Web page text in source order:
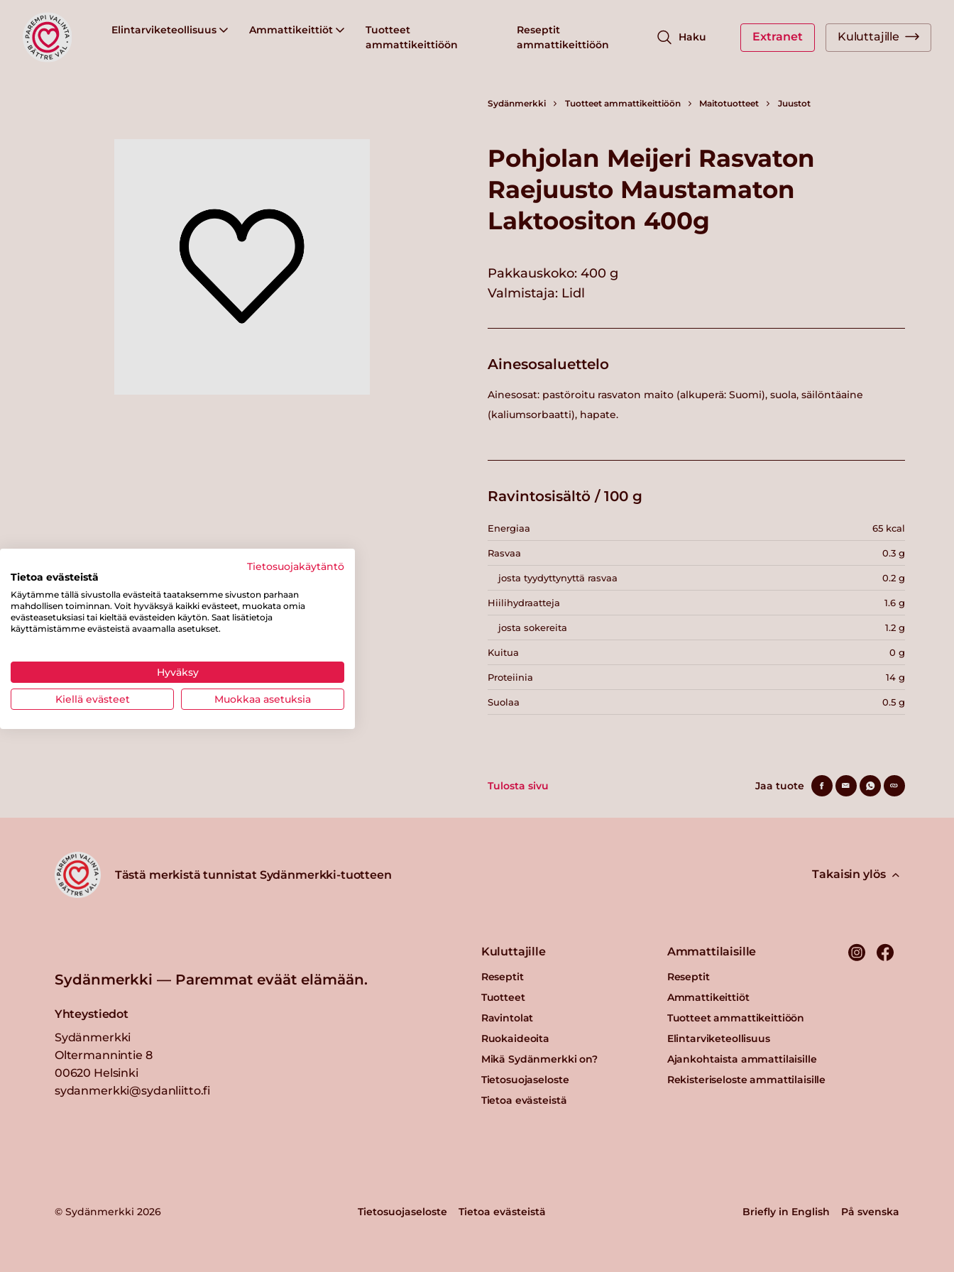
Elintarviketeollisuus Ammattikeittiöt
Tuotteet
ammattikeittiöön
Reseptit
ammattikeittiöön
Haku Extranet Kuluttajille
Sydänmerkki Tuotteet ammattikeittiöön Maitotuotteet Juustot
Pohjolan Meijeri Rasvaton
Raejuusto Maustamaton
Laktoositon 400g
Pakkauskoko: 400 g
Valmistaja: Lidl
Ainesosaluettelo
Ainesosat: pastöroitu rasvaton maito (alkuperä: Suomi), suola, säilöntäaine
(kaliumsorbaatti), hapate.
Ravintosisältö / 100 g
Energiaa 65 kcal
Rasvaa 0.3 g
josta tyydyttynyttä rasvaa 0.2 g
Hiilihydraatteja 1.6 g
josta sokereita 1.2 g
Kuitua 0 g
Proteiinia 14 g
Suolaa 0.5 g
Tulosta sivu Jaa tuote
Tästä merkistä tunnistat Sydänmerkki-tuotteen Takaisin ylös
Sydänmerkki — Paremmat eväät elämään.
Yhteystiedot
Sydänmerkki
Oltermannintie 8
00620 Helsinki
sydanmerkki@sydanliitto.fi
Kuluttajille
Reseptit
Tuotteet
Ravintolat
Ruokaideoita
Mikä Sydänmerkki on?
Tietosuojaseloste
Tietoa evästeistä
Ammattilaisille
Reseptit
Ammattikeittiöt
Tuotteet ammattikeittiöön
Elintarviketeollisuus
Ajankohtaista ammattilaisille
Rekisteriseloste ammattilaisille
© Sydänmerkki 2026 Tietosuojaseloste Tietoa evästeistä Briefly in English På svenska
Tietosuojakäytäntö
Tietoa evästeistä
Käytämme tällä sivustolla evästeitä taataksemme sivuston parhaan
mahdollisen toiminnan. Voit hyväksyä kaikki evästeet, muokata omia
evästeasetuksiasi tai kieltää evästeiden käytön. Saat lisätietoja
käyttämistämme evästeistä avaamalla asetukset.
Hyväksy
Kiellä evästeet Muokkaa asetuksia